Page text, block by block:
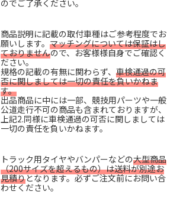
のでご了承ください。
商品説明に記載の取付車種はご参考程度でお
願いします。 マッチングについては保証はし
ておりませんので、お客様様自身でご確認く
ださい。
規格の記載の有無に関わらず、 車検通過の可
否に関しましては一切の責任を負いかねま
す。
出品商品に中には一部、競技用パーツや一般
公道走行不可の商品も含まれておりますが、
上記2.同様に車検通過の可否に関しましては
一切の責任を負いかねます。
トラック用タイヤやバンパーなどの大型商品
（200サイズを超えるもの）は送料が別途お
見積りとなります。必ずご注文前にお問い合
わせください。